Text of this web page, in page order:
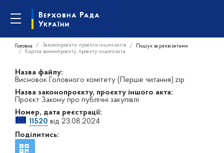
Головна Законопроєкти, проєкти інших актів
Пошук за реквізитами
Картка законопроєкту, проєкту іншого акта
Назва файлу:
Висновок Головного комітету (Перше читання).zip
Назва законопроєкту, проєкту іншого акта:
Проєкт Закону про публічні закупівлі
Номер, дата реєстрації:
11520 від 23.08.2024
Поділитись: